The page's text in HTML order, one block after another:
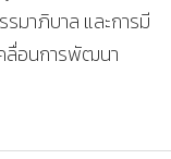
มาภิบาล และการมี
ลื่อนการพัฒนา